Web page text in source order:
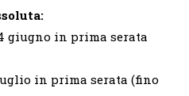
giugno in prima serata
in prima serata (fino